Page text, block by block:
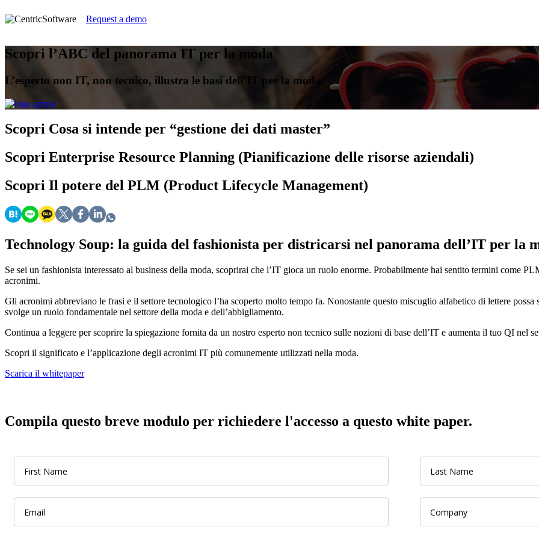
Request a demo
Scopri l’ABC del panorama IT per la moda
L’esperto non IT, non tecnico, illustra le basi dell’IT per la moda.
Scopri Cosa si intende per “gestione dei dati master”
Scopri Enterprise Resource Planning (Pianificazione delle risorse aziendali)
Scopri Il potere del PLM (Product Lifecycle Management)
Technology Soup: la guida del fashionista per districarsi nel panorama dell’IT per la
Se sei un fashionista interessato al business della moda, scoprirai che l’IT gioca un ruolo enorme. Probabilmente hai sentito termini come
acronimi.
Gli acronimi abbreviano le frasi e il settore tecnologico l’ha scoperto molto tempo fa. Nonostante questo miscuglio alfabetico di lettere
svolge un ruolo fondamentale nel settore della moda e dell’abbigliamento.
Continua a leggere per scoprire la spiegazione fornita da un nostro esperto non tecnico sulle nozioni di base dell’IT e aumenta il tuo QI nel
Scopri il significato e l’applicazione degli acronimi IT più comunemente utilizzati nella moda.
Scarica il whitepaper
Compila questo breve modulo per richiedere l'accesso a questo white paper.